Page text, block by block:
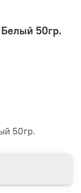
50гр.
50гр.